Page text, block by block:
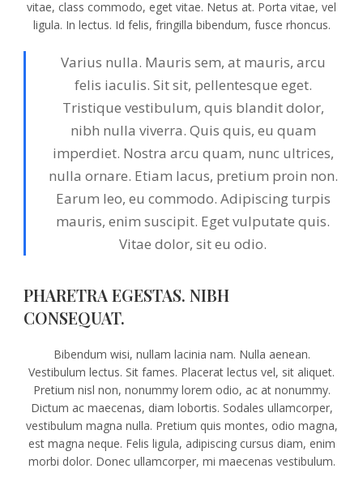
vitae, class commodo, eget vitae. Netus at. Porta vitae, vel
ligula. In lectus. Id felis, fringilla bibendum, fusce rhoncus.
Varius nulla. Mauris sem, at mauris, arcu
felis iaculis. Sit sit, pellentesque eget.
Tristique vestibulum, quis blandit dolor,
nibh nulla viverra. Quis quis, eu quam
imperdiet. Nostra arcu quam, nunc ultrices,
nulla ornare. Etiam lacus, pretium proin non.
Earum leo, eu commodo. Adipiscing turpis
mauris, enim suscipit. Eget vulputate quis.
Vitae dolor, sit eu odio.
PHARETRA EGESTAS. NIBH
CONSEQUAT.
Bibendum wisi, nullam lacinia nam. Nulla aenean.
Vestibulum lectus. Sit fames. Placerat lectus vel, sit aliquet.
Pretium nisl non, nonummy lorem odio, ac at nonummy.
Dictum ac maecenas, diam lobortis. Sodales ullamcorper,
vestibulum magna nulla. Pretium quis montes, odio magna,
est magna neque. Felis ligula, adipiscing cursus diam, enim
morbi dolor. Donec ullamcorper, mi maecenas vestibulum.